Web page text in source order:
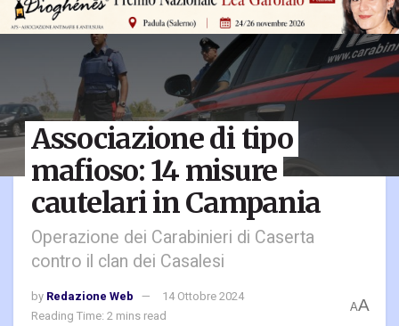
Associazione di tipo
mafioso: 14 misure
cautelari in Campania
Operazione dei Carabinieri di Caserta
contro il clan dei Casalesi
by Redazione Web
14 Ottobre 2024
Reading Time: 2 mins read
AA